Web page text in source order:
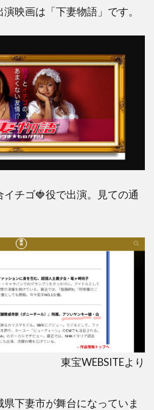
映画は「下妻物語」です。
チゴ🍓役で出演。見ての通
東宝WEBSITEより
下妻市が舞台になっていま